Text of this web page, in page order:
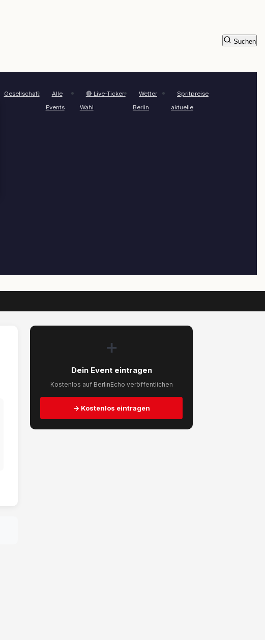
Gesellschaft
Alle
Events
🔴 Live-Ticker:
Wahl
Wetter
Berlin
Spritpreise
aktuelle
Suchen
➕
Dein Event eintragen
Kostenlos auf BerlinEcho veröffentlichen
→ Kostenlos eintragen